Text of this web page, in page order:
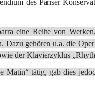
des Pariser
eine Reihe von
Dazu gehören u.a. die
der Klavierzyklus
tätig, gab dies